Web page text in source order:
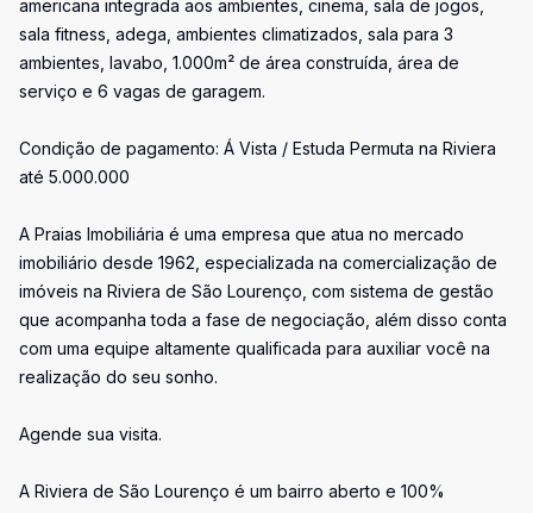
americana integrada aos ambientes, cinema, sala de jogos,
sala fitness, adega, ambientes climatizados, sala para 3
ambientes, lavabo, 1.000m² de área construída, área de
serviço e 6 vagas de garagem.
Condição de pagamento: Á Vista / Estuda Permuta na Riviera
até 5.000.000
A Praias Imobiliária é uma empresa que atua no mercado
imobiliário desde 1962, especializada na comercialização de
imóveis na Riviera de São Lourenço, com sistema de gestão
que acompanha toda a fase de negociação, além disso conta
com uma equipe altamente qualificada para auxiliar você na
realização do seu sonho.
Agende sua visita.
A Riviera de São Lourenço é um bairro aberto e 100%